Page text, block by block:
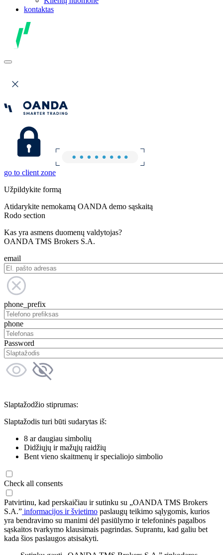
kontaktas
go to client zone
Užpildykite formą
Atidarykite nemokamą OANDA demo sąskaitą
Rodo section
Kas yra asmens duomenų valdytojas?
OANDA TMS Brokers S.A.
email
phone_prefix
phone
Password
Slaptažodžio stiprumas:
Slaptažodis turi būti sudarytas iš:
8 ar daugiau simbolių
Didžiųjų ir mažųjų raidžių
Bent vieno skaitmenų ir specialiojo simbolio
Check all consents
Patvirtinu, kad perskaičiau ir sutinku su „OANDA TMS Brokers
S.A.” informacijos ir švietimo paslaugų teikimo sąlygomis, kurios
yra bendravimo su manimi dėl pasiūlymo ir telefoninės pagalbos
sąskaitos tvarkymo klausimais pagrindas. Suprantu, kad galiu bet
kada šios paslaugos atsisakyti.